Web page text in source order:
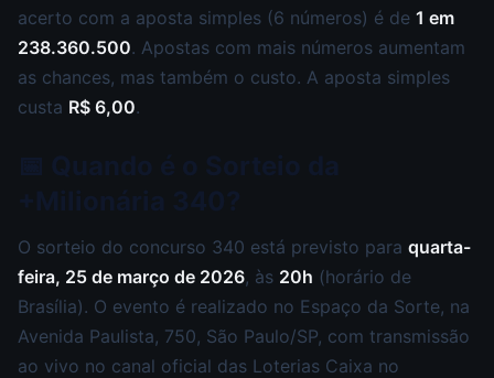
acerto com a aposta simples (6 números) é de 1 em
238.360.500. Apostas com mais números aumentam
as chances, mas também o custo. A aposta simples
custa R$ 6,00.
O sorteio do concurso 340 está previsto para quarta-
feira, 25 de março de 2026, às 20h (horário de
Brasília). O evento é realizado no Espaço da Sorte, na
Avenida Paulista, 750, São Paulo/SP, com transmissão
ao vivo no canal oficial das Loterias Caixa no